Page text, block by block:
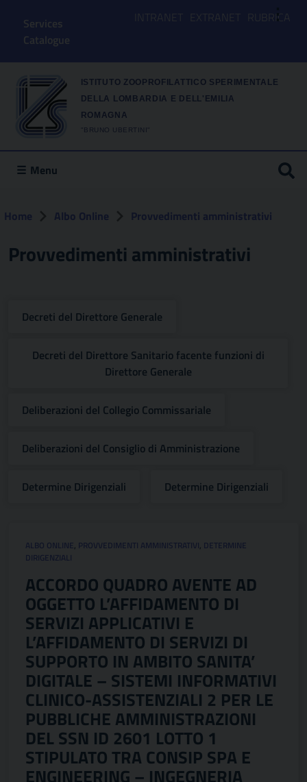
⋮
Services
Catalogue
INTRANET EXTRANET RUBRICA
ISTITUTO ZOOPROFILATTICO SPERIMENTALE
DELLA LOMBARDIA E DELL'EMILIA
ROMAGNA
"BRUNO UBERTINI"
Menu
Home Albo Online Provvedimenti amministrativi
Provvedimenti amministrativi
Decreti del Direttore Generale
Decreti del Direttore Sanitario facente funzioni di
Direttore Generale
Deliberazioni del Collegio Commissariale
Deliberazioni del Consiglio di Amministrazione
Determine Dirigenziali Determine Dirigenziali
ALBO ONLINE, PROVVEDIMENTI AMMINISTRATIVI, DETERMINE
DIRIGENZIALI
ACCORDO QUADRO AVENTE AD
OGGETTO L’AFFIDAMENTO DI
SERVIZI APPLICATIVI E
L’AFFIDAMENTO DI SERVIZI DI
SUPPORTO IN AMBITO SANITA’
DIGITALE – SISTEMI INFORMATIVI
CLINICO-ASSISTENZIALI 2 PER LE
PUBBLICHE AMMINISTRAZIONI
DEL SSN ID 2601 LOTTO 1
STIPULATO TRA CONSIP SPA E
ENGINEERING – INGEGNERIA